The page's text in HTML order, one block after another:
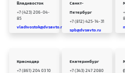
Владивосток
+7 (423) 206-04-
85
vladivostok@dvsavto.ru
Санкт-
Петербург
+7 (812) 425-14-31
spb@dvsavto.ru
Краснодар
+7 (861) 204 03 10
Екатеринбург
+7 (343) 247 2080